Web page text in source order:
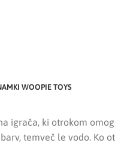
WOOPIE TOYS
igrača, ki otrokom
temveč le vodo. Ko